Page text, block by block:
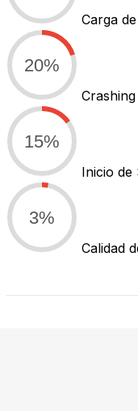
Carga
20%
Crashing
15%
Inicio de
3%
Calidad